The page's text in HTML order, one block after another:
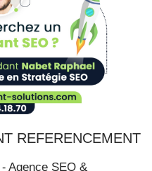
REFERENCEMENT
-Agence SEO &